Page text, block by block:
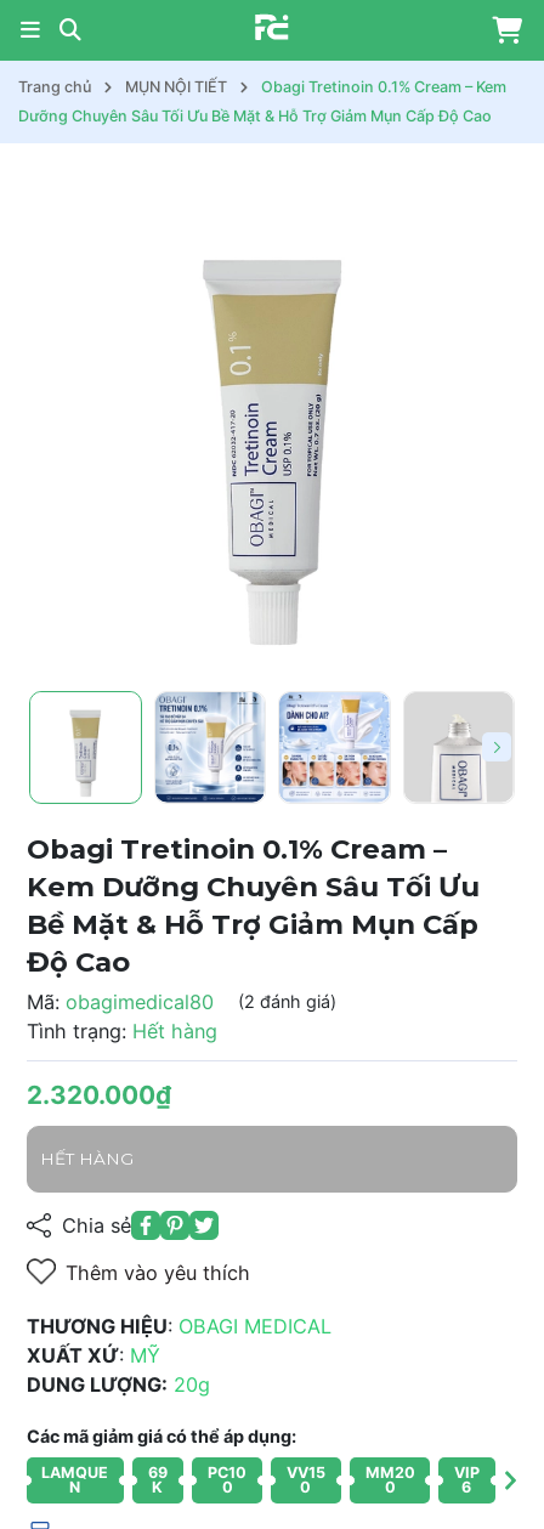
Trang chủ MỤN NỘI TIẾT
Obagi Tretinoin 0.1% Cream – Kem
Dưỡng Chuyên Sâu Tối Ưu Bề Mặt & Hỗ Trợ Giảm Mụn Cấp Độ Cao
Obagi Tretinoin 0.1% Cream –
Kem Dưỡng Chuyên Sâu Tối Ưu
Bề Mặt & Hỗ Trợ Giảm Mụn Cấp
Độ Cao
Mã: obagimedical80 (2 đánh giá)
Tình trạng: Hết hàng
2.320.000₫
HẾT HÀNG
Chia sẻ
Thêm vào yêu thích
THƯƠNG HIỆU: OBAGI MEDICAL
XUẤT XỨ: MỸ
DUNG LƯỢNG: 20g
Các mã giảm giá có thể áp dụng:
LAMQUE
N
69
K
PC10
0
VV15
0
MM20
0
VIP
6